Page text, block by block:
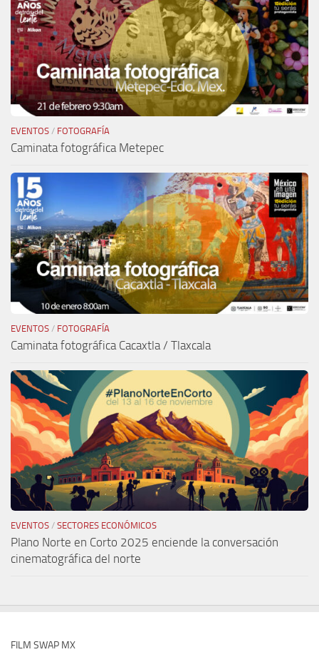
EVENTOS / FOTOGRAFÍA
Caminata fotográfica Metepec
EVENTOS / FOTOGRAFÍA
Caminata fotográfica Cacaxtla / Tlaxcala
EVENTOS / SECTORES ECONÓMICOS
Plano Norte en Corto 2025 enciende la conversación
cinematográfica del norte
FILM SWAP MX